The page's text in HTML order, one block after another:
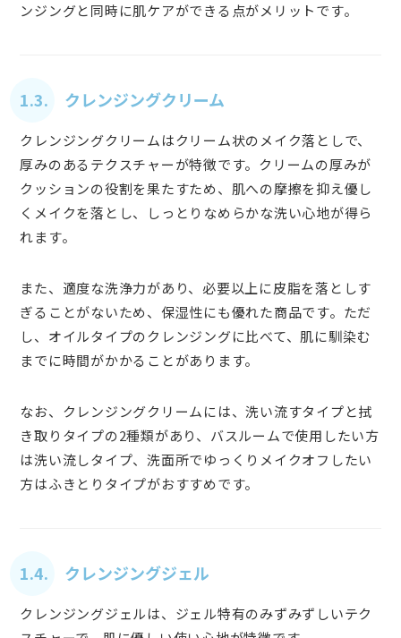
ンジングと同時に肌ケアができる点がメリットです。
1.3. クレンジングクリーム
クレンジングクリームはクリーム状のメイク落としで、
厚みのあるテクスチャーが特徴です。クリームの厚みが
クッションの役割を果たすため、肌への摩擦を抑え優し
くメイクを落とし、しっとりなめらかな洗い心地が得ら
れます。
また、適度な洗浄力があり、必要以上に皮脂を落としす
ぎることがないため、保湿性にも優れた商品です。ただ
し、オイルタイプのクレンジングに比べて、肌に馴染む
までに時間がかかることがあります。
なお、クレンジングクリームには、洗い流すタイプと拭
き取りタイプの2種類があり、バスルームで使用したい方
は洗い流しタイプ、洗面所でゆっくりメイクオフしたい
方はふきとりタイプがおすすめです。
1.4. クレンジングジェル
クレンジングジェルは、ジェル特有のみずみずしいテク